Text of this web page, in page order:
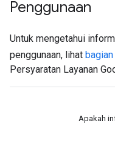
Penggunaan
Untuk mengetahui
penggunaan, lihat
Persyaratan Layanan
Apakah